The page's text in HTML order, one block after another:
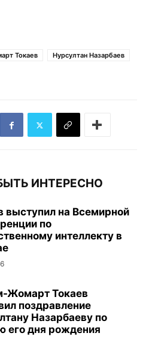
Токаев
Нурсултан Назарбаев
ИНТЕРЕСНО
выступил на Всемирной
по
интеллекту в
Жомарт Токаев
поздравление
Назарбаеву по
его дня рождения